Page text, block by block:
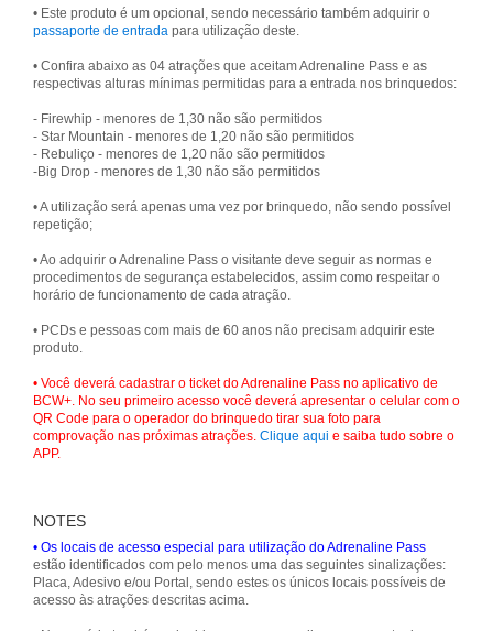
• Este produto é um opcional, sendo necessário também adquirir o
passaporte de entrada para utilização deste.
• Confira abaixo as 04 atrações que aceitam Adrenaline Pass e as
respectivas alturas mínimas permitidas para a entrada nos brinquedos:
- Firewhip - menores de 1,30 não são permitidos
- Star Mountain - menores de 1,20 não são permitidos
- Rebuliço - menores de 1,20 não são permitidos
-Big Drop - menores de 1,30 não são permitidos
• A utilização será apenas uma vez por brinquedo, não sendo possível
repetição;
• Ao adquirir o Adrenaline Pass o visitante deve seguir as normas e
procedimentos de segurança estabelecidos, assim como respeitar o
horário de funcionamento de cada atração.
• PCDs e pessoas com mais de 60 anos não precisam adquirir este
produto.
• Você deverá cadastrar o ticket do Adrenaline Pass no aplicativo de
BCW+. No seu primeiro acesso você deverá apresentar o celular com o
QR Code para o operador do brinquedo tirar sua foto para
comprovação nas próximas atrações. Clique aqui e saiba tudo sobre o
APP.
NOTES
• Os locais de acesso especial para utilização do Adrenaline Pass
estão identificados com pelo menos uma das seguintes sinalizações:
Placa, Adesivo e/ou Portal, sendo estes os únicos locais possíveis de
acesso às atrações descritas acima.